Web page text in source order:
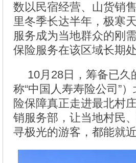
数以民宿经营、山货销
里冬季长达半年，极寒
服务成为当地群众的刚
保险服务在该区域长期
10月28日，筹备已
称“中国人寿寿险公司”
险保障真正走进最北村
销服务部，让当地村民
寻极光的游客，都能就